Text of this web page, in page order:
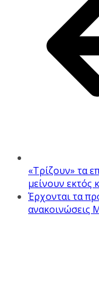
«Τρίζουν» τα
μείνουν εκτός
Έρχονται τα
ανακοινώσεις